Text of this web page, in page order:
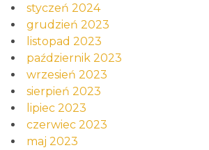
styczeń 2024
grudzień 2023
listopad 2023
październik 2023
wrzesień 2023
sierpień 2023
lipiec 2023
czerwiec 2023
maj 2023